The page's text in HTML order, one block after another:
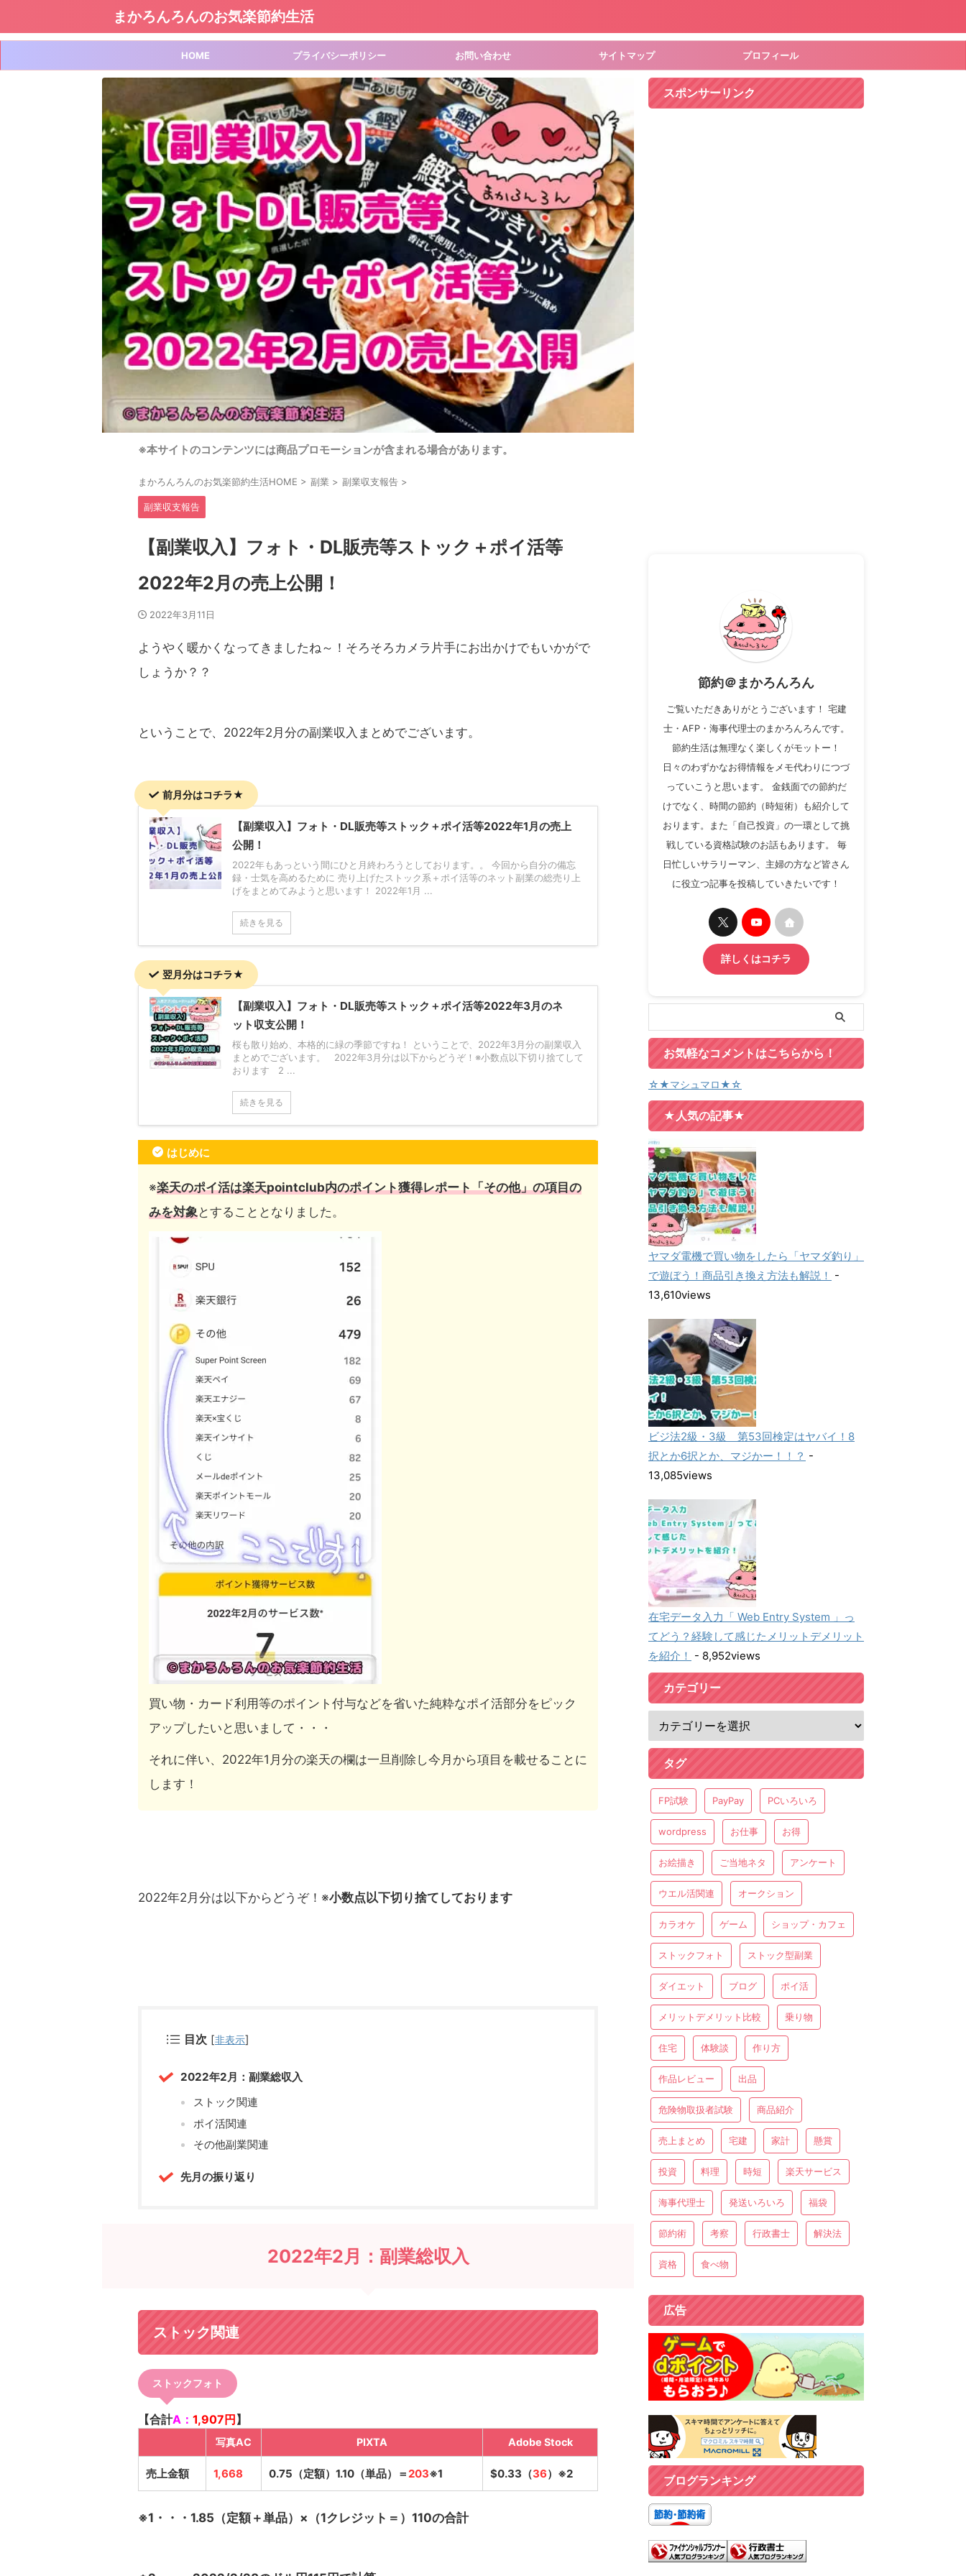
まかろんろんのお気楽節約生活
HOME プライバシーポリシー お問い合わせ サイトマップ プロフィール
※本サイトのコンテンツには商品プロモーションが含まれる場合があります。
まかろんろんのお気楽節約生活HOME > 副業 > 副業収支報告 >
副業収支報告
【副業収入】フォト・DL販売等ストック＋ポイ活等
2022年2月の売上公開！
2022年3月11日
ようやく暖かくなってきましたね～！そろそろカメラ片手にお出かけでもいかがで
しょうか？？
ということで、2022年2月分の副業収入まとめでございます。
前月分はコチラ★
【副業収入】フォト・DL販売等ストック＋ポイ活等2022年1月の売上
公開！
2022年もあっという間にひと月終わろうとしております。。 今回から自分の備忘
録・士気を高めるために 売り上げたストック系＋ポイ活等のネット副業の総売り上
げをまとめてみようと思います！ 2022年1月 ...
続きを見る
翌月分はコチラ★
【副業収入】フォト・DL販売等ストック＋ポイ活等2022年3月のネ
ット収支公開！
桜も散り始め、本格的に緑の季節ですね！ ということで、2022年3月分の副業収入
まとめでございます。 2022年3月分は以下からどうぞ！※小数点以下切り捨てして
おります 2 ...
続きを見る
はじめに
※楽天のポイ活は楽天pointclub内のポイント獲得レポート「その他」の項目の
みを対象とすることとなりました。
買い物・カード利用等のポイント付与などを省いた純粋なポイ活部分をピック
アップしたいと思いまして・・・
それに伴い、2022年1月分の楽天の欄は一旦削除し今月から項目を載せることに
します！
2022年2月分は以下からどうぞ！※小数点以下切り捨てしております
目次 [非表示]
2022年2月：副業総収入
ストック関連
ポイ活関連
その他副業関連
先月の振り返り
2022年2月：副業総収入
ストック関連
ストックフォト
【合計A： 1,907円 】
写真AC PIXTA Adobe Stock
売上金額 1,668 0.75（定額）1.10（単品）＝203※1 $0.33（36）※2
※1・・・1.85（定額＋単品）×（1クレジット＝）110の合計
スポンサーリンク
節約＠まかろんろん
ご覧いただきありがとうございます！ 宅建
士・AFP・海事代理士のまかろんろんです。
節約生活は無理なく楽しくがモットー！
日々のわずかなお得情報をメモ代わりにつづ
っていこうと思います。 金銭面での節約だ
けでなく、時間の節約（時短術）も紹介して
おります。また「自己投資」の一環として挑
戦している資格試験のお話もあります。 毎
日忙しいサラリーマン、主婦の方など皆さん
に役立つ記事を投稿していきたいです！
詳しくはコチラ
お気軽なコメントはこちらから！
☆★マシュマロ★☆
★人気の記事★
ヤマダ電機で買い物をしたら「ヤマダ釣り」
で遊ぼう！商品引き換え方法も解説！ -
13,610views
ビジ法2級・3級 第53回検定はヤバイ！8
択とか6択とか、マジかー！！？ -
13,085views
在宅データ入力「 Web Entry System 」っ
てどう？経験して感じたメリットデメリット
を紹介！ - 8,952views
カテゴリー
タグ
FP試験 PayPay PCいろいろ
wordpress お仕事 お得
お絵描き ご当地ネタ アンケート
ウエル活関連 オークション
カラオケ ゲーム ショップ・カフェ
ストックフォト ストック型副業
ダイエット ブログ ポイ活
メリットデメリット比較 乗り物
住宅 体験談 作り方
作品レビュー 出品
危険物取扱者試験 商品紹介
売上まとめ 宅建 家計 懸賞
投資 料理 時短 楽天サービス
海事代理士 発送いろいろ 福袋
節約術 考察 行政書士 解決法
資格 食べ物
広告
ブログランキング